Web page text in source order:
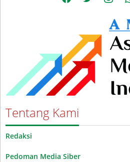
Tentang Kami
Redaksi
Pedoman Media Siber